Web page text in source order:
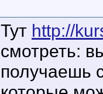
Тут http://
смотреть:
получаешь